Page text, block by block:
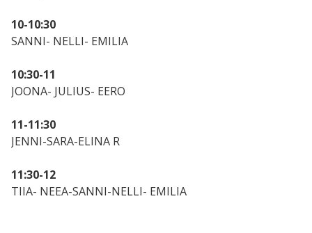
10-10:30
SANNI- NELLI- EMILIA
10:30-11
JOONA- JULIUS- EERO
11-11:30
JENNI-SARA-ELINA R
11:30-12
TIIA- NEEA-SANNI-NELLI- EMILIA